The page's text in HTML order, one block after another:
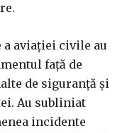
aviației civile au
față de
de siguranță și
Au subliniat
incidente